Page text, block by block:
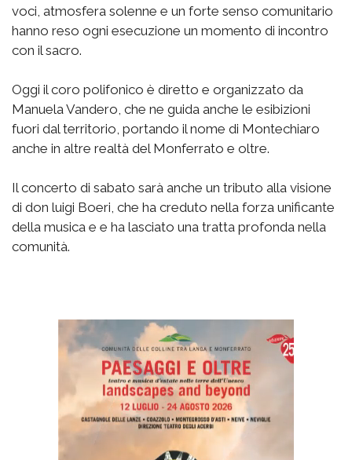
voci, atmosfera solenne e un forte senso comunitario
hanno reso ogni esecuzione un momento di incontro
con il sacro.
Oggi il coro polifonico è diretto e organizzato da
Manuela Vandero, che ne guida anche le esibizioni
fuori dal territorio, portando il nome di Montechiaro
anche in altre realtà del Monferrato e oltre.
Il concerto di sabato sarà anche un tributo alla visione
di don luigi Boeri, che ha creduto nella forza unificante
della musica e e ha lasciato una tratta profonda nella
comunità.